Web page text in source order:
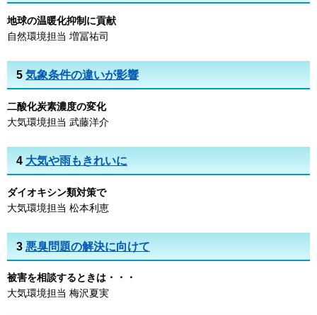
地球の温暖化抑制に貢献
自然環境担当 増冨祐司
5 気象条件の違いが影響
二酸化炭素濃度の変化
大気環境担当 武藤洋介
4 大気や雨もきれいに
ダイオキシン類対策で
大気環境担当 松本利恵
3 悪臭問題の解決に向けて
被害を相談するときは・・・
大気環境担当 梅沢夏実